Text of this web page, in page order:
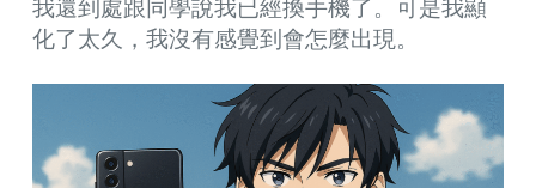
我還到處跟同學說我已經換手機了。可是我顯
化了太久，我沒有感覺到會怎麼出現。